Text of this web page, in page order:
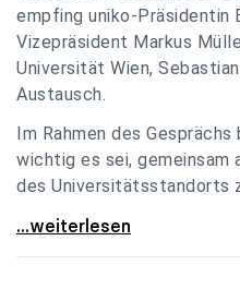
empfing uniko-Präsidentin
Vizepräsident Markus
Universität Wien,
Austausch.
Im Rahmen des
wichtig es sei, gemeinsam
des Universitätsstandorts
Holzleitner empfing
...weiterlesen